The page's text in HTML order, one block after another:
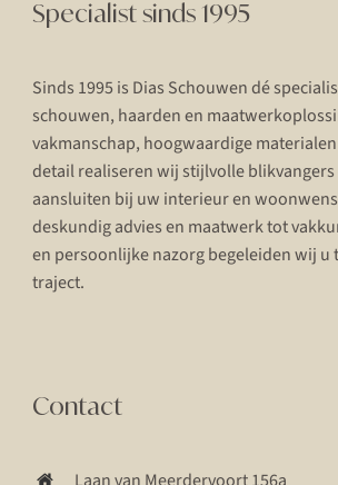
Specialist sinds 1995
Sinds 1995 is Dias Schouwen dé
schouwen, haarden en
vakmanschap, hoogwaardige
detail realiseren wij stijlvolle
aansluiten bij uw interieur en
deskundig advies en maatwerk tot
en persoonlijke nazorg begeleiden wij u
traject.
Contact
Laan van Meerdervoort 156a